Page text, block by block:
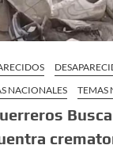
NACIONALES TEMAS